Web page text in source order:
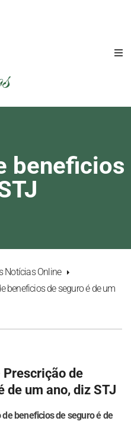
Notícias Online
beneficios de seguro é de um
de
de um ano, diz STJ
beneficios de seguro é de